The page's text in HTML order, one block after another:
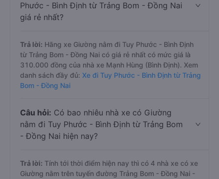
Phước - Bình Định từ Trảng Bom - Đồng Nai
giá rẻ nhất?
Trả lời: Hãng xe Giường nằm đi Tuy Phước - Bình Định
từ Trảng Bom - Đồng Nai có giá rẻ nhất có mức giá là
310.000 đồng của nhà xe Mạnh Hùng (Bình Định). Xem
danh sách đầy đủ: Xe đi Tuy Phước - Bình Định từ Trảng
Bom - Đồng Nai
Câu hỏi: Có bao nhiêu nhà xe có Giường
nằm đi Tuy Phước - Bình Định từ Trảng Bom
- Đồng Nai hiện nay?
Trả lời: Tính tới thời điểm hiện nay thì có 4 nhà xe có xe
Giường nằm trên tuyến đường Trảng Bom - Đồng Nai -